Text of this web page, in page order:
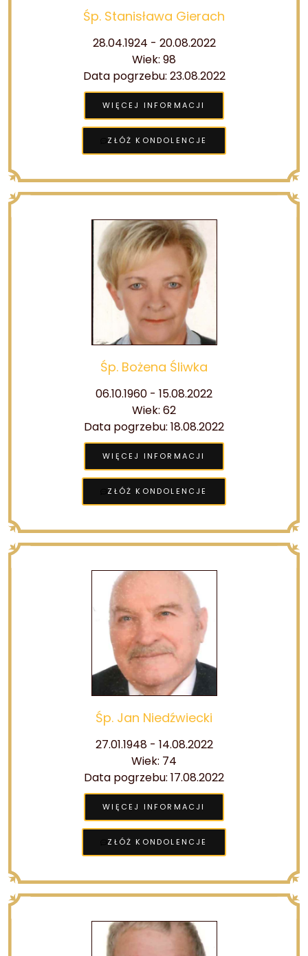
Śp. Stanisława Gierach
28.04.1924 - 20.08.2022
Wiek: 98
Data pogrzebu: 23.08.2022
WIĘCEJ INFORMACJI
ZŁÓŻ KONDOLENCJE
Śp. Bożena Śliwka
06.10.1960 - 15.08.2022
Wiek: 62
Data pogrzebu: 18.08.2022
WIĘCEJ INFORMACJI
ZŁÓŻ KONDOLENCJE
Śp. Jan Niedźwiecki
27.01.1948 - 14.08.2022
Wiek: 74
Data pogrzebu: 17.08.2022
WIĘCEJ INFORMACJI
ZŁÓŻ KONDOLENCJE